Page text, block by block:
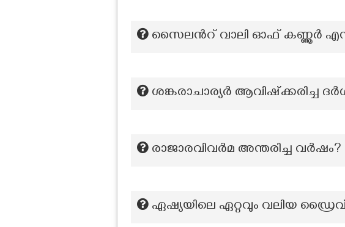
സൈലന്‍റ് വാലി ഓഫ് കണ്ണൂർ
ശങ്കരാചാര്യർ ആവിഷ്ക്കരിച്ച
രാജാരവിവർമ അന്തരിച്ച വർഷം?
ഏഷ്യയിലെ ഏറ്റവും വലിയ